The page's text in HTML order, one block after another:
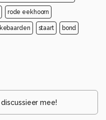
rode eekhoorn
staart bond
discussieer mee!